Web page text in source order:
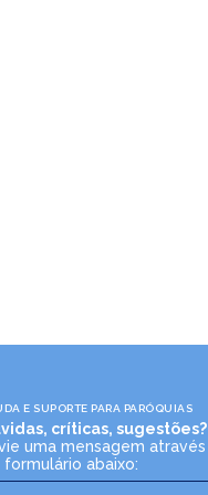
E SUPORTE PARA PARÓQUIAS
críticas, sugestões?
uma mensagem através
formulário abaixo: